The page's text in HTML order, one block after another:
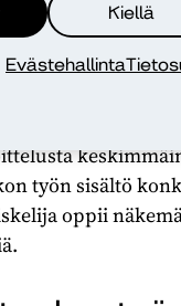
Kiellä
Evästehallinta
ja
vierailta, ja
työn sisältö
oppii